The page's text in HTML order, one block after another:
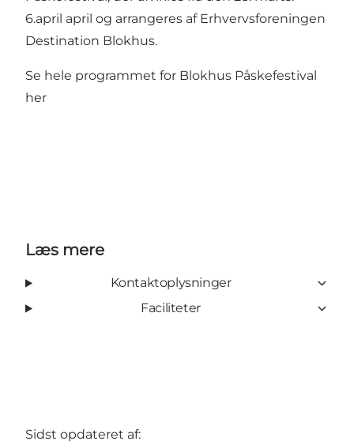
6.april april og arrangeres af Erhvervsforeningen
Destination Blokhus.
Se hele programmet for Blokhus Påskefestival
her
Læs mere
Kontaktoplysninger
Faciliteter
Sidst opdateret af: